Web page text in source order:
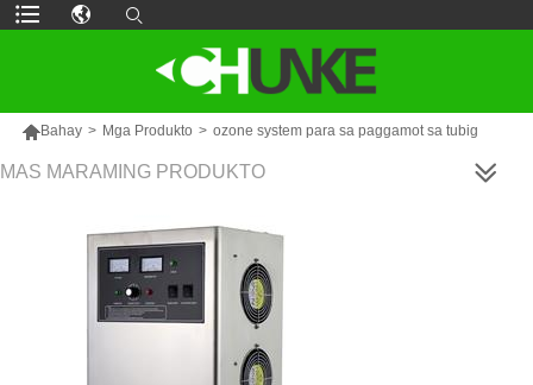
Bahay > Mga Produkto > ozone system para sa paggamot sa tubig
MAS MARAMING PRODUKTO